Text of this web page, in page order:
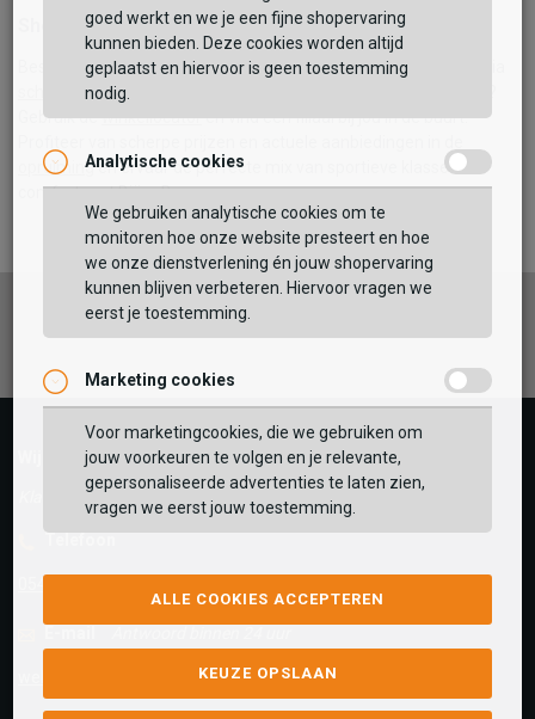
Shop Björn Borg bij Schuurman Schoenen
Bestel jouw favoriete Björn Borg schoeneneenvoudig online via
schuurman-schoenen.nl/bjorn-borg
Gebruik dewinkellocatoren vind een filiaal bij jou in de buurt.
opruimingen ervaar de perfecte mix van sportieve klasse en
comfort met Björn Borg.
Facebook
Wij helpen je graag!
Klantenservice is gesloten
webshop@schuurman-schoenen.nl
goed werkt en we je een fijne shopervaring
kunnen bieden. Deze cookies worden altijd
geplaatst en hiervoor is geen toestemming
nodig.
Analytische cookies
We gebruiken analytische cookies om te
monitoren hoe onze website presteert en hoe
we onze dienstverlening én jouw shopervaring
kunnen blijven verbeteren. Hiervoor vragen we
eerst je toestemming.
Marketing cookies
Voor marketingcookies, die we gebruiken om
jouw voorkeuren te volgen en je relevante,
gepersonaliseerde advertenties te laten zien,
vragen we eerst jouw toestemming.
ALLE COOKIES ACCEPTEREN
KEUZE OPSLAAN